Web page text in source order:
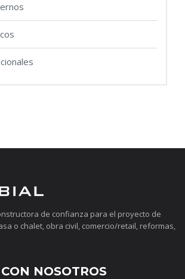
de confianza para el proyecto de
o chalet, obra civil, comercio/retail, reformas,
NOSOTROS